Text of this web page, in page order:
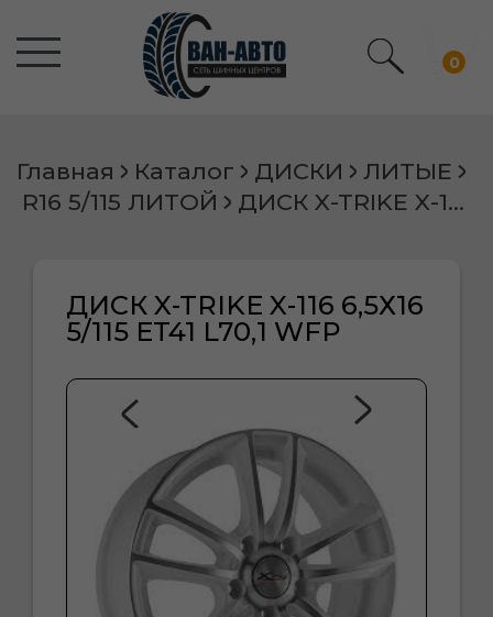
0
Главная Каталог ДИСКИ
ЛИТЫЕ
R16 5/115 ЛИТОЙ
ДИСК X-TRIKE X-116 6,5Х16 5/115 ET41 L70,1 WFP
ДИСК X-TRIKE X-116 6,5Х16
5/115 ET41 L70,1 WFP